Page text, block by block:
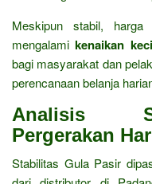
Meskipun stabil, harga
mengalamikenaikan
bagi masyarakat dan
perencanaan belanja
Analisis
Pergerakan
Stabilitas Gula Pasir